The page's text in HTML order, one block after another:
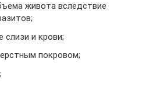
живота вследствие
слизи и крови;
покровом;